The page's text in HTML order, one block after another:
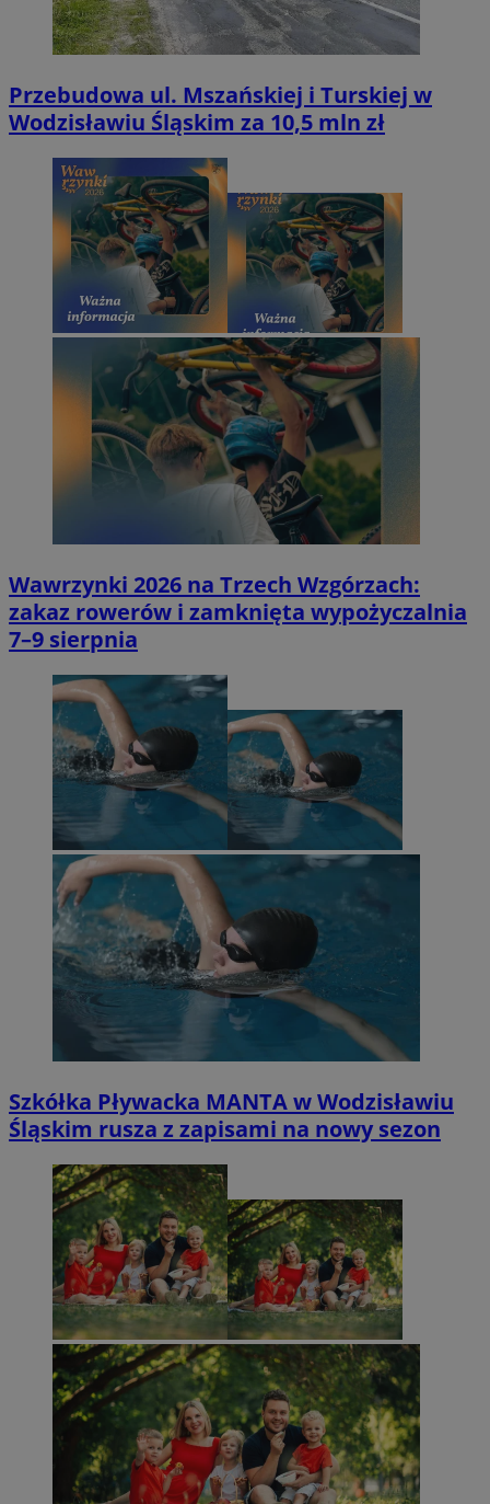
Przebudowa ul. Mszańskiej i Turskiej w
Wodzisławiu Śląskim za 10,5 mln zł
Wawrzynki 2026 na Trzech Wzgórzach:
zakaz rowerów i zamknięta wypożyczalnia
7–9 sierpnia
Szkółka Pływacka MANTA w Wodzisławiu
Śląskim rusza z zapisami na nowy sezon